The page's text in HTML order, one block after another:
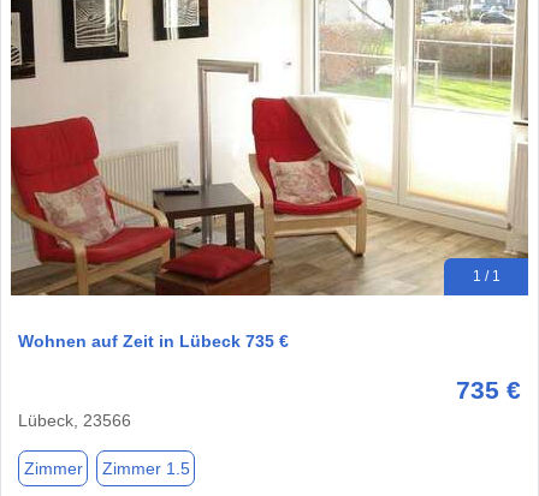
1 / 1
Wohnen auf Zeit in Lübeck 735 €
735 €
Lübeck, 23566
Zimmer Zimmer 1.5